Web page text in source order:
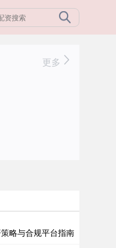
更多
略与合规平台指南